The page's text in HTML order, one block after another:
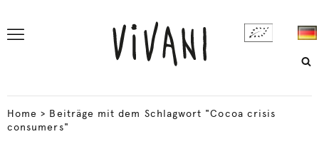
Home > Beiträge mit dem Schlagwort "Cocoa crisis
consumers"